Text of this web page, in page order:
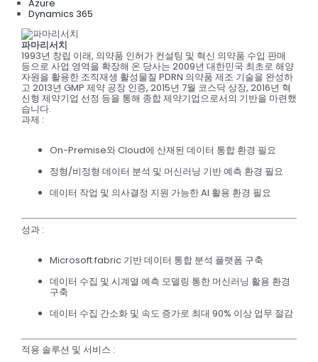
Azure
Dynamics 365
파마리서치
1993년 창립 이래, 의약품 인허가 컨설팅 및 혁신 의약품 수입 판매
등으로 사업 영역을 확장해 온 당사는 2009년 대한민국 최초로 해양
자원을 활용한 조직재생 활성물질 PDRN 의약품 제조 기술을 완성하
고 2013년 GMP 제약 공장 인증, 2015년 7월 코스닥 상장, 2016년 혁
신형 제약기업 선정 등을 통해 종합 제약기업으로서의 기반을 마련했
습니다.
과제 :
On-Premise와 Cloud에 산재된 데이터 통합 환경 필요
정형/비정형 데이터 분석 및 머신러닝 기반 예측 환경 필요
데이터 작업 및 의사결정 지원 가능한 AI 활용 환경 필요
성과:
Microsoft fabric 기반 데이터 통합 분석 플랫폼 구축
데이터 수집 및 시계열 예측 모델링 통한 머신러닝 활용 환경
구축
데이터 수집 간소화 및 속도 증가로 최대 90% 이상 업무 절감
적용 솔루션 및 서비스 :